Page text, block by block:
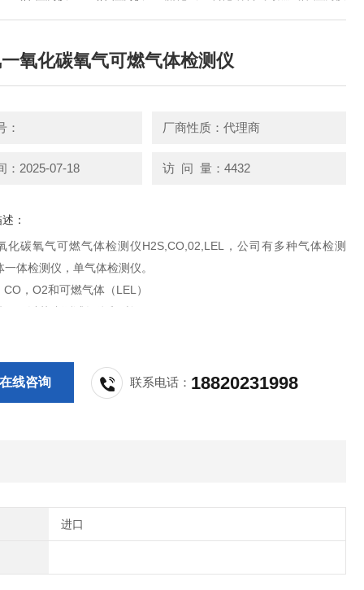
氧化碳氧气可燃气体检测仪
： 厂商性质：代理商
：2025-07-18 访 问 量：4432
：
化碳氧气可燃气体检测仪H2S,CO,02,LEL，公司有多种气体检测
体检测仪，单气体检测仪。
，O2和可燃气体（LEL）
，可以节省测试气体和时间
在线咨询 联系电话： 18820231998
进口